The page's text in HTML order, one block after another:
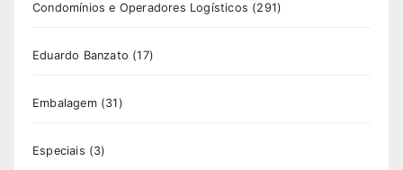
Condomínios e Operadores Logísticos (291)
Eduardo Banzato (17)
Embalagem(31)
Especiais (3)